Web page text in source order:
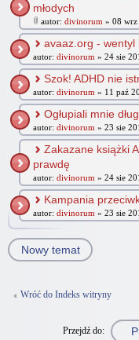
młodych
autor: divinorum » 08
avaaz.org - wentyl
autor: divinorum » 24 sie
Szok! ADHD nie
autor: divinorum » 11 paź
Ogłupiali mnie
autor: divinorum » 23 sie
Zakazane książki
prawdę
autor: divinorum » 24 sie
Kampania
autor: divinorum » 23 sie
Nowy temat
Wróć do Indeks witryny
Przejdź do: